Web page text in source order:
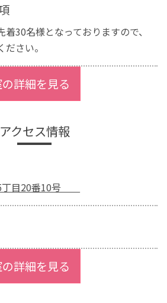
30名様となっておりますので、
さい。
詳細を見る
アクセス情報
丁目20番10号
詳細を見る